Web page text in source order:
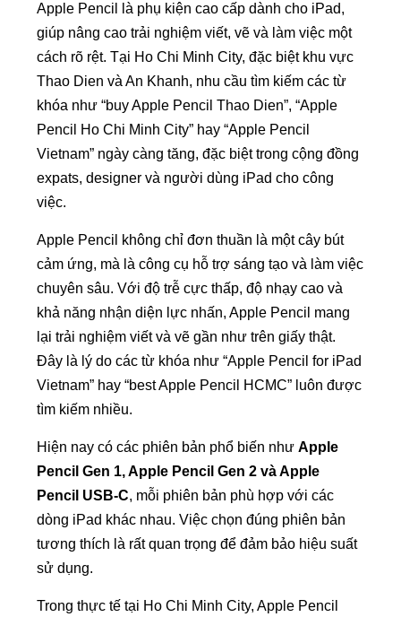
Apple Pencil là phụ kiện cao cấp dành cho iPad,
giúp nâng cao trải nghiệm viết, vẽ và làm việc một
cách rõ rệt. Tại Ho Chi Minh City, đặc biệt khu vực
Thao Dien và An Khanh, nhu cầu tìm kiếm các từ
khóa như “buy Apple Pencil Thao Dien”, “Apple
Pencil Ho Chi Minh City” hay “Apple Pencil
Vietnam” ngày càng tăng, đặc biệt trong cộng đồng
expats, designer và người dùng iPad cho công
việc.
Apple Pencil không chỉ đơn thuần là một cây bút
cảm ứng, mà là công cụ hỗ trợ sáng tạo và làm việc
chuyên sâu. Với độ trễ cực thấp, độ nhạy cao và
khả năng nhận diện lực nhấn, Apple Pencil mang
lại trải nghiệm viết và vẽ gần như trên giấy thật.
Đây là lý do các từ khóa như “Apple Pencil for iPad
Vietnam” hay “best Apple Pencil HCMC” luôn được
tìm kiếm nhiều.
Hiện nay có các phiên bản phổ biến nhưApple
Pencil Gen 1, Apple Pencil Gen 2 và Apple
Pencil USB-C, mỗi phiên bản phù hợp với các
dòng iPad khác nhau. Việc chọn đúng phiên bản
tương thích là rất quan trọng để đảm bảo hiệu suất
sử dụng.
Trong thực tế tại Ho Chi Minh City, Apple Pencil